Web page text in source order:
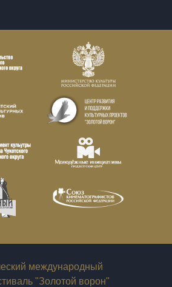
международный
"Золотой ворон"